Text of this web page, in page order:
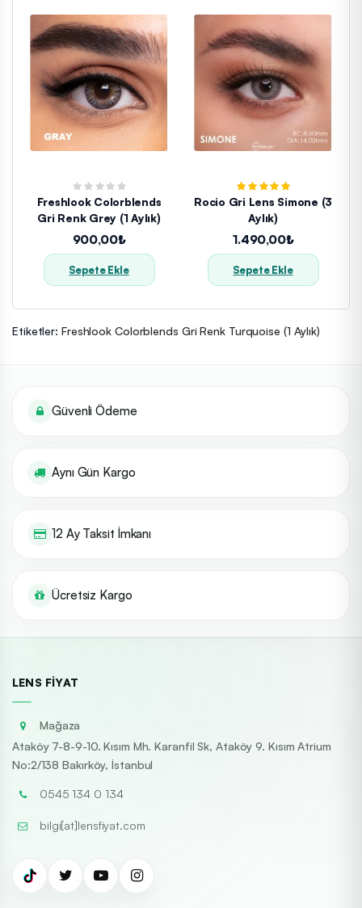
Freshlook Colorblends
Gri Renk Grey (1 Aylık)
900,00₺
Sepete Ekle
Rocio Gri Lens Simone (3
Aylık)
1.490,00₺
Sepete Ekle
Etiketler: Freshlook Colorblends Gri Renk Turquoise (1 Aylık)
Güvenli Ödeme
Aynı Gün Kargo
12 Ay Taksit İmkanı
Ücretsiz Kargo
LENS FIYAT
Mağaza
Ataköy 7-8-9-10. Kısım Mh. Karanfil Sk, Ataköy 9. Kısım Atrium
No:2/138 Bakırköy, İstanbul
0545 134 0 134
bilgi[at]lensfiyat.com